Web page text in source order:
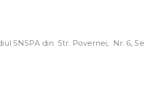
SNSPA din Str. Povernei, Nr. 6,